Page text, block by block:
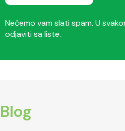
Nećemo vam slati spam. U
odjaviti sa liste.
Blog